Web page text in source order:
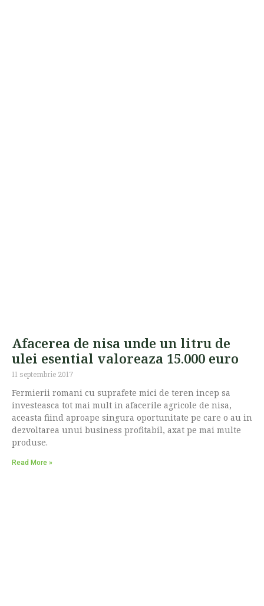
Afacerea de nisa unde un litru de
ulei esential valoreaza 15.000 euro
11 septembrie 2017
Fermierii romani cu suprafete mici de teren incep sa
investeasca tot mai mult in afacerile agricole de nisa,
aceasta fiind aproape singura oportunitate pe care o au in
dezvoltarea unui business profitabil, axat pe mai multe
produse.
Read More »